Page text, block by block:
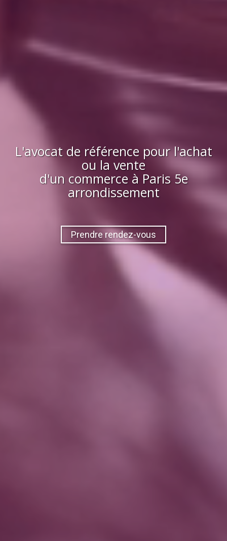
L'avocat de référence pour l'achat
ou la vente
d'un commerceà Paris 5e
arrondissement
Prendre rendez-vous